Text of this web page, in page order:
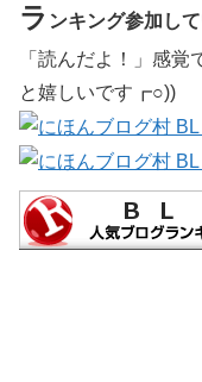
ラ ンキング参加し
「読んだよ！」感
と嬉しいです┏○))